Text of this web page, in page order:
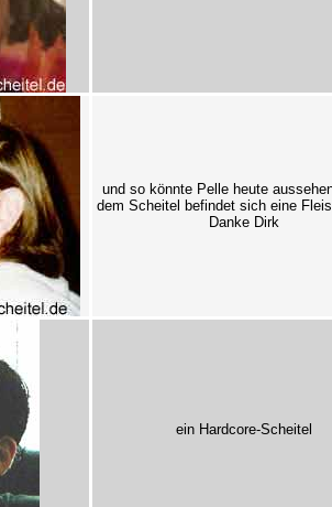
und so könnte Pelle heute
dem Scheitel befindet sich eine
Danke Dirk
ein Hardcore-Scheitel